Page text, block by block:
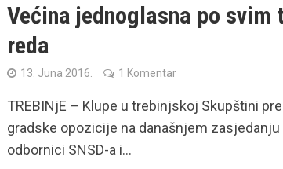
Većina jednoglasna po svim
reda
13. Juna 2016. 1 Komentar
TREBINjE – Klupe u trebinjskoj Skupštini
gradske opozicije na današnjem
odbornici SNSD-a i...